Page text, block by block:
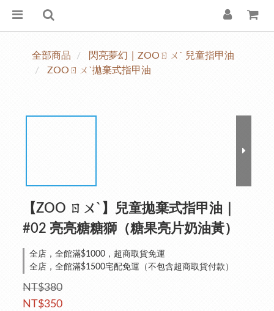
全部商品
閃亮夢幻｜ZOOㄖㄨˋ 兒童指甲油
ZOOㄖㄨˋ拋棄式指甲油
【ZOO ㄖㄨˋ】兒童拋棄式指甲油｜
#02 亮亮糖糖獅（糖果亮片奶油黃）
全店，全館滿$1000，超商取貨免運
全店，全館滿$1500宅配免運（不包含超商取貨付款）
NT$380
NT$350